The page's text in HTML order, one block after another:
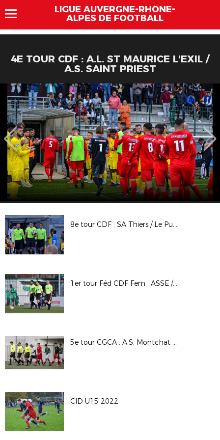
LIGUE AUVERGNE-RHÔNE-
ALPES DE FOOTBALL
4E TOUR CDF : A.L. ST MAURICE L'EXIL /
A.S. SAINT PRIEST
8e tour CDF : SA Thiers / Le Puy F 43 Auv
1er tour Féd CDF Fem : ASSE / FFYAA
5e tour CGCA : A.S. Montchat Lyon / O. Saint Etienne
CID U15 2022